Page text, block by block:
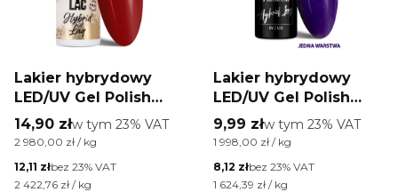
Lakier hybrydowy
LED/UV Gel Polish
AlleLac Bossy Girl
Collection Nr 90
5g
Cena brutto
14,90 złw tym %s VAT
w tym 23% VAT
Cena jednostkowa brutto
2 980,00 zł / kg
Cena netto
12,11 złbez 23% VAT
Cena jednostkowa netto
2 422,76 zł / kg
Lakier hybrydowy
LED/UV Gel Polish
NTN Premium
Seductive Collection
Cena brutto
9,99 złw tym %s VAT
w tym 23% VAT
Cena jednostkowa brutto
1 998,00 zł / kg
Cena netto
8,12 złbez 23% VAT
Cena jednostkowa netto
1 624,39 zł / kg